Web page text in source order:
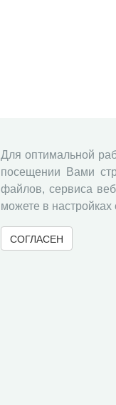
Для оптимальной
посещении Вами
файлов, сервиса
можете в настройках
СОГЛАСЕН